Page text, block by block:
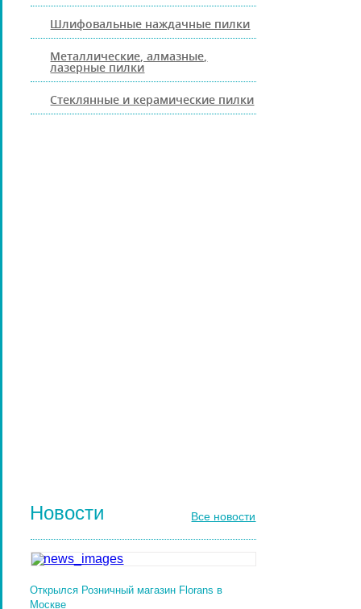
Шлифовальные наждачные пилки
Металлические, алмазные,
лазерные пилки
Стеклянные и керамические пилки
Новости Все новости
Открылся Розничный магазин Florans в
Москве